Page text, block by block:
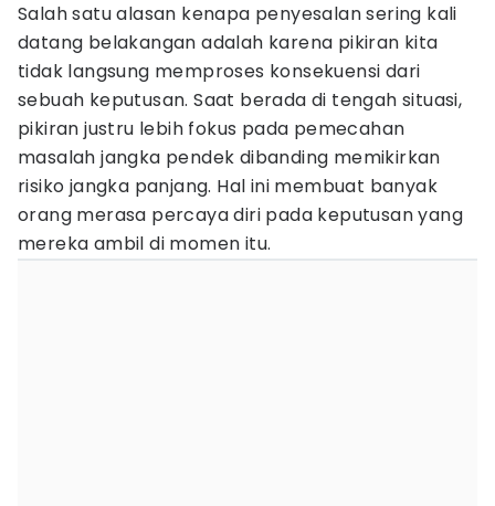
Salah satu alasan kenapa penyesalan sering kali
datang belakangan adalah karena pikiran kita
tidak langsung memproses konsekuensi dari
sebuah keputusan. Saat berada di tengah situasi,
pikiran justru lebih fokus pada pemecahan
masalah jangka pendek dibanding memikirkan
risiko jangka panjang. Hal ini membuat banyak
orang merasa percaya diri pada keputusan yang
mereka ambil di momen itu.